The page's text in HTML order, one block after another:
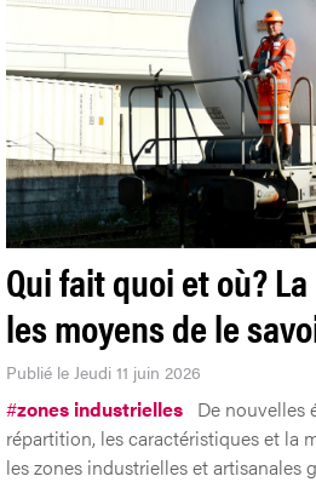
Qui fait quoi et où?
les moyens de le
Publié le Jeudi 11 juin 2026
#zones industrielles De nouvelles
répartition, les caractéristiques et la
les zones industrielles et artisanales